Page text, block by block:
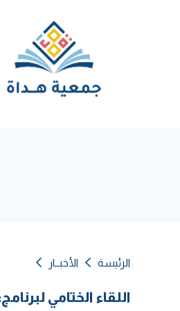
الرئيسة الأخبــار
اللقاء الختامي